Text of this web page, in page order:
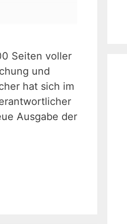
Seiten voller
und
hat sich im
Ausgabe der